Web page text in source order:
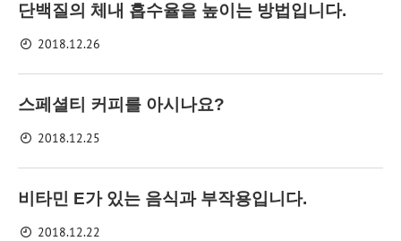
단백질의 체내 흡수율을 높이는 방법입니다.
2018.12.26
스페셜티 커피를 아시나요?
2018.12.25
비타민 E가 있는 음식과 부작용입니다.
2018.12.22